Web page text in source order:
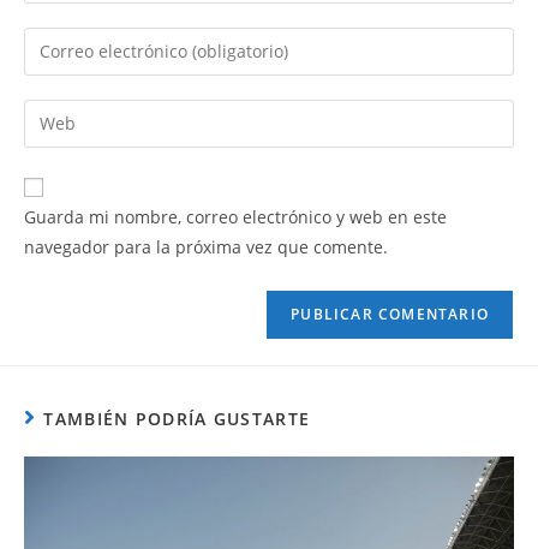
Guarda mi nombre, correo electrónico y web en este
navegador para la próxima vez que comente.
TAMBIÉN PODRÍA GUSTARTE